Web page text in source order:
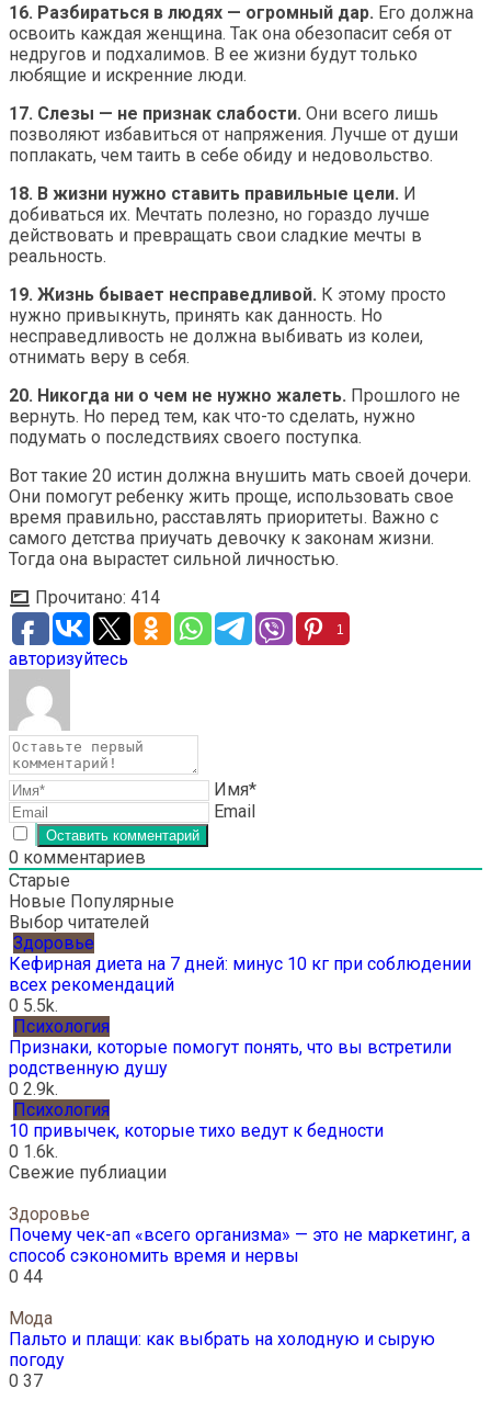
16. Разбираться в людях — огромный дар. Его должна
освоить каждая женщина. Так она обезопасит себя от
недругов и подхалимов. В ее жизни будут только
любящие и искренние люди.
17. Слезы — не признак слабости. Они всего лишь
позволяют избавиться от напряжения. Лучше от души
поплакать, чем таить в себе обиду и недовольство.
18. В жизни нужно ставить правильные цели. И
добиваться их. Мечтать полезно, но гораздо лучше
действовать и превращать свои сладкие мечты в
реальность.
19. Жизнь бывает несправедливой. К этому просто
нужно привыкнуть, принять как данность. Но
несправедливость не должна выбивать из колеи,
отнимать веру в себя.
20. Никогда ни о чем не нужно жалеть. Прошлого не
вернуть. Но перед тем, как что-то сделать, нужно
подумать о последствиях своего поступка.
Вот такие 20 истин должна внушить мать своей дочери.
Они помогут ребенку жить проще, использовать свое
время правильно, расставлять приоритеты. Важно с
самого детства приучать девочку к законам жизни.
Тогда она вырастет сильной личностью.
Прочитано: 414
1
авторизуйтесь
Имя*
Email
0 комментариев
Старые
Новые Популярные
Выбор читателей
Здоровье
Кефирная диета на 7 дней: минус 10 кг при соблюдении
всех рекомендаций
0 5.5k.
Психология
Признаки, которые помогут понять, что вы встретили
родственную душу
0 2.9k.
Психология
10 привычек, которые тихо ведут к бедности
0 1.6k.
Свежие публиации
Здоровье
Почему чек-ап «всего организма» — это не маркетинг, а
способ сэкономить время и нервы
0 44
Мода
Пальто и плащи: как выбрать на холодную и сырую
погоду
0 37